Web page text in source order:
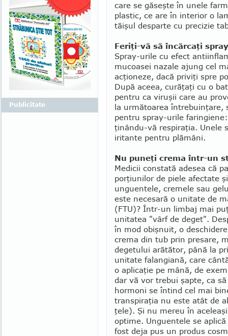
care se găseşte în unele
plastic, ce are în interior o
tăişul desparte cu precizie
Feriţi-vă să încărcaţi
Spray-urile cu efect
mucoasei nazale ajung cel
acţioneze, dacă priviţi spre
După aceea, cură­ţaţi cu o
pentru ca viruşii care au
la următoarea întrebuinţare,
pentru spray-urile
ţinân­du-vă respiraţia. Unele
iritante pentru plămâni.
Nu puneţi crema într-un
Medicii constată adesea că
porţiunilor de piele afectate
unguen­tele, cremele sau
este ne­ce­sară o unitate de
(FTU)? Într-un limbaj mai
unitatea "vârf de deget".
în mod obişnuit, o
crema din tub prin presare,
degetului arătător, până la
unitate falangia­nă, care
o aplicaţie pe mână, de
dar vă vor trebui şapte, ca
hormoni se întind cel mai
transpiraţia nu este atât de
ţele). Şi nu mereu în
optime. Unguentele se
fost deja pus un pro­dus
Publicitate